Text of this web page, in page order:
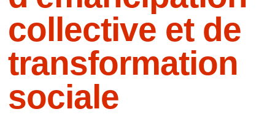
collective et de
transformation
sociale